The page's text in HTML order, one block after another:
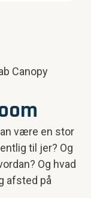
være en stor
til jer? Og
Og hvad
afsted på